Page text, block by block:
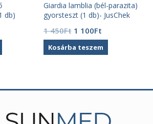
db)
Giardia lamblia (bél-parazita)
gyorsteszt (1 db)- JusChek
1 450Ft Original
price
was:
1 100FtCurrent
price
is:
Kosárba teszem